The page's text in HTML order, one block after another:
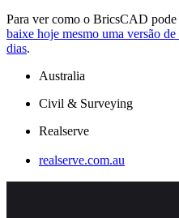
Para ver como o BricsCAD pode
baixe hoje mesmo uma versão
dias.
Australia
Civil & Surveying
Realserve
realserve.com.au